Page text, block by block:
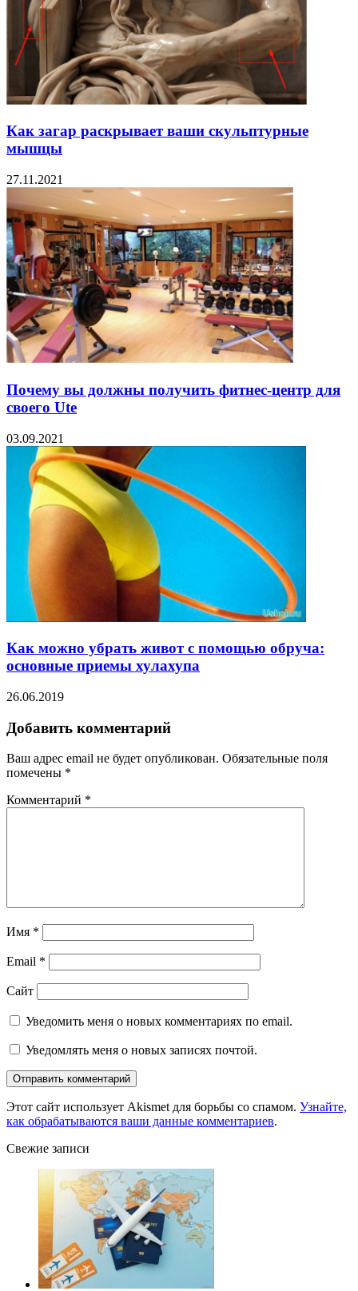
Как загар раскрывает ваши скульптурные
мышцы
27.11.2021
Почему вы должны получить фитнес-центр для
своего Ute
03.09.2021
Как можно убрать живот с помощью обруча:
основные приемы хулахупа
26.06.2019
Добавить комментарий
Ваш адрес email не будет опубликован. Обязательные поля
помечены *
Комментарий *
Имя *
Email *
Сайт
Уведомить меня о новых комментариях по email.
Уведомлять меня о новых записях почтой.
Этот сайт использует Akismet для борьбы со спамом. Узнайте,
как обрабатываются ваши данные комментариев.
Свежие записи